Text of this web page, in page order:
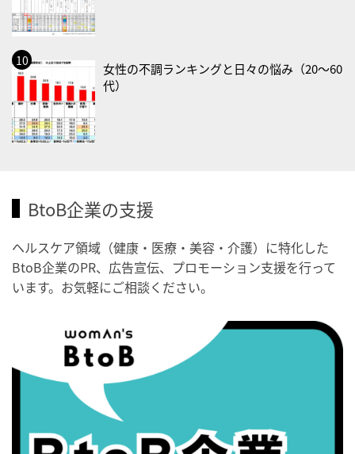
・がん征圧月間
・世界アルツハイマー月間
・健康増進普及月間
・歯ヂカラ探究月間
・職場の健康診断実施強化月間
・秋の睡眠の日
・世界アルツハイマー月間
・健康増進普及月間
・歯ヂカラ探究月間
・職場の健康診断実施強化月間
・世界性の健康デー
・がん征圧月間
・世界アルツハイマー月間
・健康増進普及月間
・歯ヂカラ探究月間
・職場の健康診断実施強化月間
女性の不調ランキングと日々の悩み（20〜60
代）
BtoB企業の支援
ヘルスケア領域（健康・医療・美容・介護）に特化した
BtoB企業のPR、広告宣伝、プロモーション支援を行って
います。お気軽にご相談ください。